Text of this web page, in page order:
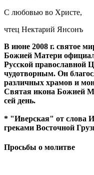
С любовью во Христе,
чтец Нектарий Янсонъ
В июне 2008 г. святое
Божией Матери
Русской православной
чудотворным. Он
различных храмов и
Святая икона Божией
сей день.
* "Иверская" от слова
греками Восточной
Просьбы о молитве